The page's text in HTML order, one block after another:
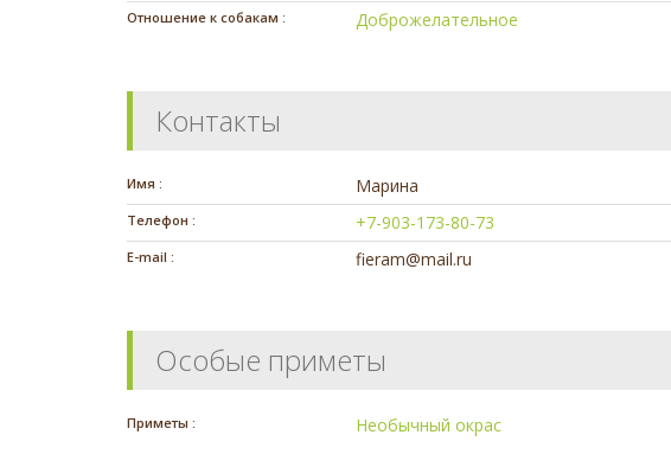
Отношение к собакам : Доброжелательное
Контакты
Имя : Марина
Телефон : +7-903-173-80-73
E-mail : fieram@mail.ru
Особые приметы
Приметы : Необычный окрас